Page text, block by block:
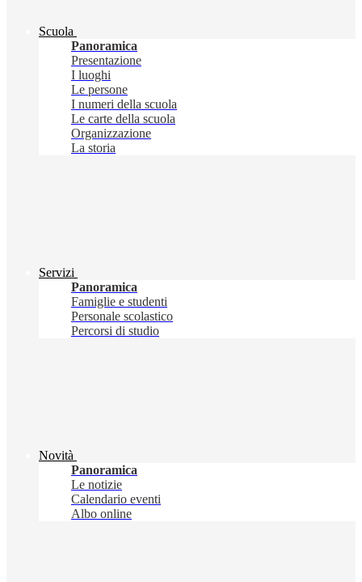
Scuola
Panoramica
Presentazione
I luoghi
Le persone
I numeri della scuola
Le carte della scuola
Organizzazione
La storia
Servizi
Panoramica
Famiglie e studenti
Personale scolastico
Percorsi di studio
Novità
Panoramica
Le notizie
Calendario eventi
Albo online